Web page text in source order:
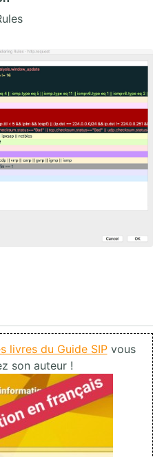
livres du Guide SIPvous
son auteur !